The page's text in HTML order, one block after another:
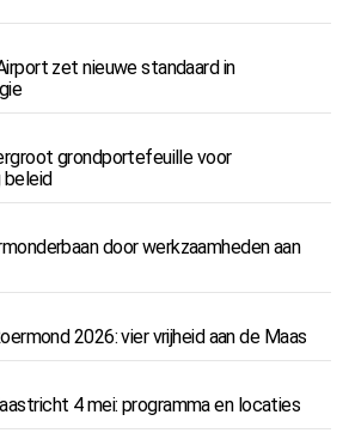
zet nieuwe standaard in
grondportefeuille voor
door werkzaamheden aan
2026: vier vrijheid aan de Maas
4 mei: programma en locaties